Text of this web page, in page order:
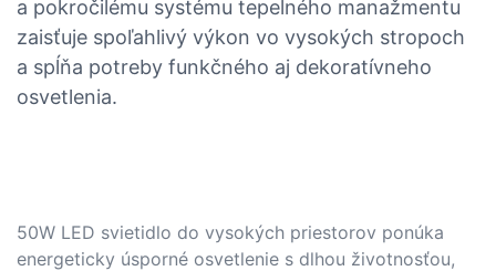
a pokročilému systému tepelného manažmentu
zaisťuje spoľahlivý výkon vo vysokých stropoch
a spĺňa potreby funkčného aj dekoratívneho
osvetlenia.
50W LED svietidlo do vysokých priestorov ponúka
energeticky úsporné osvetlenie s dlhou životnosťou,